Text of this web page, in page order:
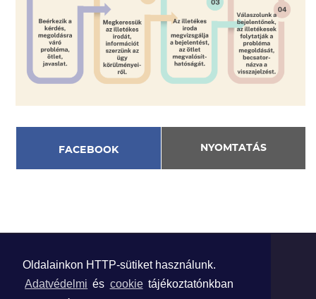
Oldalainkon HTTP-sütiket használunk.
Adatvédelmi és cookie tájékoztatónkban
FACEBOOK NYOMTATÁS
ADATVÉDELEM